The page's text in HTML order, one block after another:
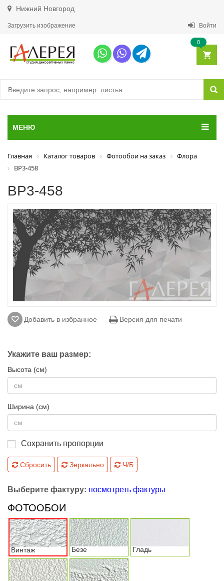
Нижний Новгород
Загрузить изображение Войти
0
МЕНЮ
Главная Каталог товаров Фотообои на заказ
Флора
ВР3-458
ВР3-458
Добавить в избранное Версия для печати
Укажите ваш размер:
Высота (см)
Ширина (см)
Сохранить пропорции
Сбросить Зеркально Ч/Б
Выберите фактуру: посмотреть фактуры
ФОТООБОИ
Винтаж Безе Гладь